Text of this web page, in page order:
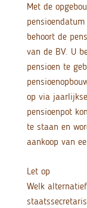
Met de
behoort de
van de BV. U
pensioen te
op via
pensioenpot
te staan en
aankoop van
Let op
Welk